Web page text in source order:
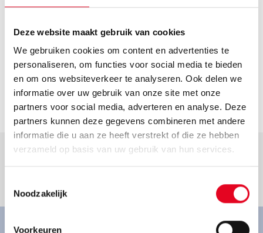
Deze website maakt gebruik van cookies
We gebruiken cookies om content en advertenties te
personaliseren, om functies voor social media te bieden
en om ons websiteverkeer te analyseren. Ook delen we
informatie over uw gebruik van onze site met onze
partners voor social media, adverteren en analyse. Deze
partners kunnen deze gegevens combineren met andere
informatie die u aan ze heeft verstrekt of die ze hebben
verzameld op basis van uw gebruik van hun services.
Noodzakelijk
Voorkeuren
Goed om te weten.
Helaas hebben we geen actuele openingstijden van deze
Contact
info@radsport-haus.de
Ga naar dealer